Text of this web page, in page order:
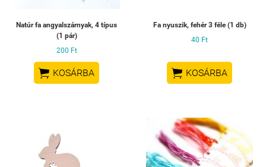
Natúr fa angyalszárnyak, 4 típus
(1 pár)
200 Ft
 KOSÁRBA
Fa nyuszik, fehér 3 féle (1 db)
40 Ft
 KOSÁRBA